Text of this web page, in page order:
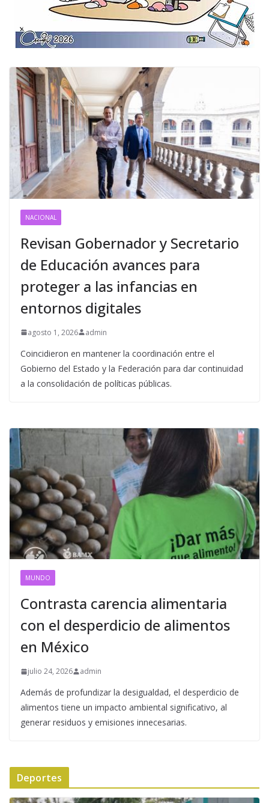
NACIONAL
Revisan Gobernador y Secretario
de Educación avances para
proteger a las infancias en
entornos digitales
agosto 1, 2026 admin
Coincidieron en mantener la coordinación entre el
Gobierno del Estado y la Federación para dar continuidad
a la consolidación de políticas públicas.
MUNDO
Contrasta carencia alimentaria
con el desperdicio de alimentos
en México
julio 24, 2026 admin
Además de profundizar la desigualdad, el desperdicio de
alimentos tiene un impacto ambiental significativo, al
generar residuos y emisiones innecesarias.
Deportes